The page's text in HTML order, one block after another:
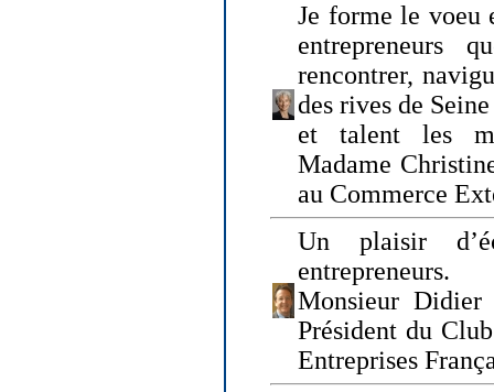
Je forme le voeu
entrepreneurs
rencontrer,
des rives de
et talent les
Madame
au Commerce
Un plaisir
entrepreneurs.
Monsieur
Président du
Entreprises